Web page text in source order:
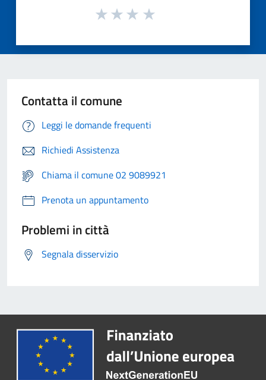
Contatta il comune
Leggi le domande frequenti
Richiedi Assistenza
Chiama il comune 02 9089921
Prenota un appuntamento
Problemi in città
Segnala disservizio